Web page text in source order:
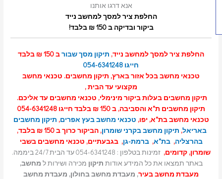
אנא דרגו אותנו
החלפת ציר למסך למחשב נייד
ביקור ובדיקה ב 150 ₪ בלבד!
החלפת ציר למסך למחשב נייד,תיקון מסך שבורב 150 ₪ בלבד
חייגו 054-6341248
טכנאי מחשב בכל אזור בארץ, תיקון מחשבים. טכנאי מחשב
מקצועי עד הבית ,
תיקון מחשבים בעלות ביקור מינימלי, טכנאי מחשבים עד אליכם.
תיקון מחשבים ת"א והסביבה, ב 150 ₪ בלבד חייגו 054-6341248
טכנאי מחשב בת"א, יפו,טכנאי מחשב בעץ אפרים,תיקון מחשבים
באריאל,תיקון מחשב בקרני שומרון, הביקור כרוך ב 150 ₪ בלבד,
בהרצליה,בת"א,ברמת-גן, בגבעתיים, טכנאי מחשבים בשבי
שומרון, קדומים,
זמינות בטלפון : 054-6341248 עד הבית 24/7 ביממה.
באתר תמצאו את כל המידע אודותתיקוןמכירה ושירות למחשב,
מעבדת מחשב בעיר, מעבדת מחשב בחולון, מעבדת מחשב